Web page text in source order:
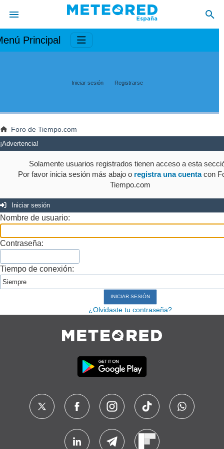
Principal
Iniciar sesión Registrarse
Foro de Tiempo.com
¡Advertencia!
Solamente usuarios registrados tienen acceso a esta
Por favor inicia sesión más abajo o registra una cuentacon
Tiempo.com
Iniciar sesión
Nombre de usuario:
Contraseña:
Tiempo de conexión:
¿Olvidaste tu contraseña?